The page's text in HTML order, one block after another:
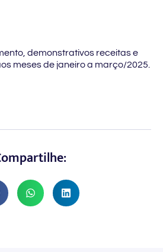
demonstrativos receitas e
meses de janeiro a março/2025.